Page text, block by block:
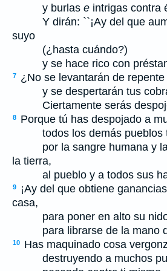
y burlas e intrigas contra
Y dirán: ``¡Ay del que
suyo
(¿hasta cuándo?)
y se hace rico con
7
¿No se levantarán de
y se despertarán tus
Ciertamente serás
8
Porque tú has despojado a
todos los demás pueblos
por la sangre humana y la
la tierra,
al pueblo y a todos sus
9
¡Ay del que obtiene
casa,
para poner en alto su
para librarse de la mano
10
Has maquinado cosa
destruyendo a muchos